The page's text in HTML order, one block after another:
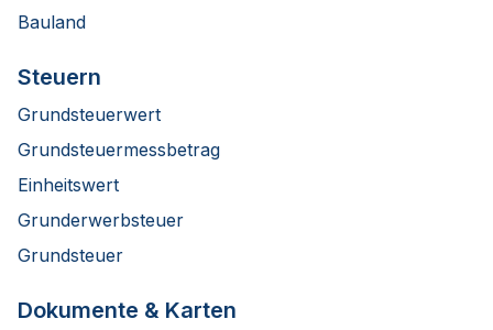
Bauland
Steuern
Grundsteuerwert
Grundsteuermessbetrag
Einheitswert
Grunderwerbsteuer
Grundsteuer
Dokumente & Karten